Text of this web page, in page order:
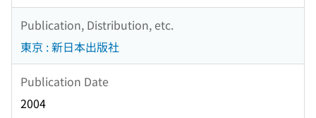
Publication, Distribution, etc.
東京 : 新日本出版社
Publication Date
2004